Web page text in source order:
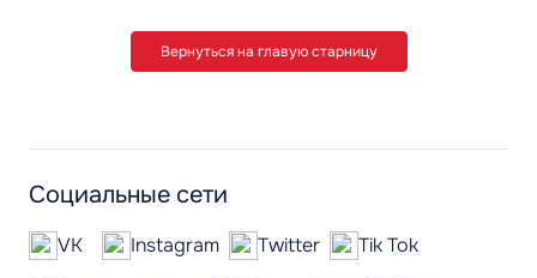
Вернуться на главую старницу
Социальные сети
VK Instagram Twitter
Tik Tok